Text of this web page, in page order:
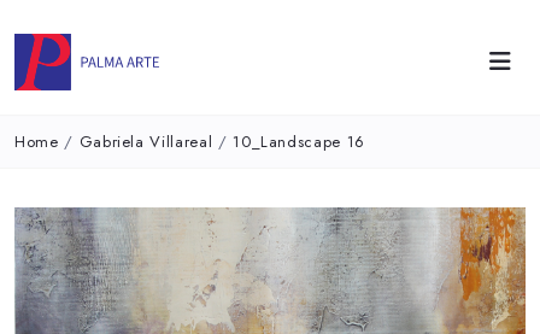
Home / Gabriela Villareal / 10_Landscape 16